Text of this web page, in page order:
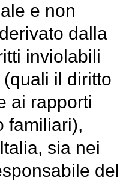
e non
dalla
inviolabili
il diritto
ai rapporti
familiari),
sia nei
del